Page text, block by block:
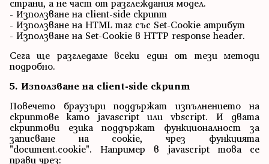
страни, а не част от разглеждания модел.
- Използване на client-side скрипт
- Използване на HTML таг със Set-Cookie атрибут
- Използване на Set-Cookie в HTTP response header.
Сега ще разгледаме всеки един от тези методи
подробно.
5. Използване на client-side скрипт
Повечето браузъри поддържат изпълнението на
скриптове като javascript или vbscript. И двата
скриптови езика поддържат функционалност за
записване на cookie, чрез функцията
"document.cookie". Например в javascript това се
прави чрез: